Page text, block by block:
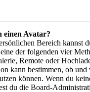
einen Avatar?
Bereich kannst
der folgenden vier
Remote oder
kann bestimmen, ob und
können. Wenn du
du die Board-